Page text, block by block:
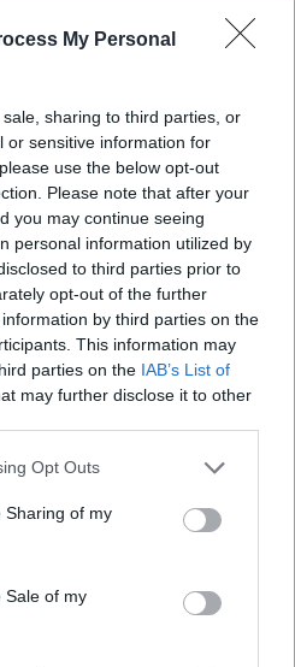
My Personal
sharing to third parties, or
or sensitive information for
use the below opt-out
Please note that after your
you may continue seeing
personal information utilized by
to third parties prior to
opt-out of the further
by third parties on the
This information may
parties on the IAB’s List of
may further disclose it to other
app uses one or more Google
behaviour. You may click to
and its third-party tags to
purposes in below Google
Opt Outs
Sharing of my
Sale of my
szerint szívinfarktus.
a mérkőzés, ahogy a
csapatban futballozott.
az olasz válogatottban 14
kislánya. Minden olasz
békében!
Szövetség úgy
bajnoki